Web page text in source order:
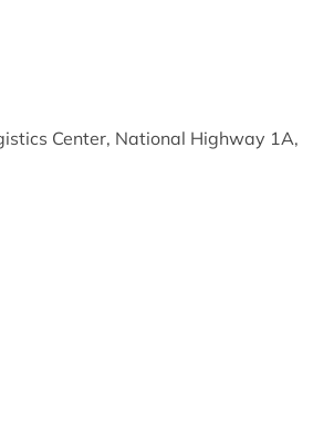
Center, National Highway 1A,